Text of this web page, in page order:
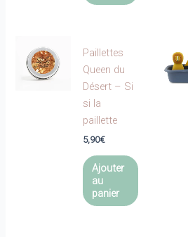
Paillettes
Queen du
Désert – Si
si la
paillette
5,90€
Ajouter
au
panier